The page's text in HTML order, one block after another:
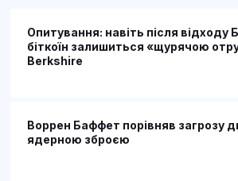
Опитування: навіть після відходу
біткоїн залишиться «щурячою
Berkshire
Воррен Баффет порівняв загрозу
ядерною зброєю